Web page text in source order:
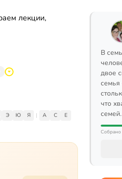
лекции,
Э Ю Я | A C
E
В
двое
семья
что